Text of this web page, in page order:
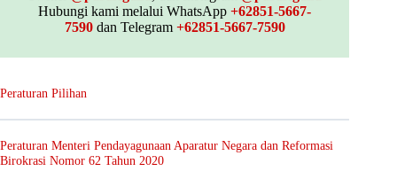
Hubungi kami melalui WhatsApp+62851-5667-
7590dan Telegram +62851-5667-7590
Peraturan Pilihan
Peraturan Menteri Pendayagunaan Aparatur Negara dan Reformasi
Birokrasi Nomor 62 Tahun 2020